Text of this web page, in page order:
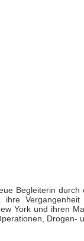
Begleiterin durch
Vergangenheit
York und ihren
Drogen-